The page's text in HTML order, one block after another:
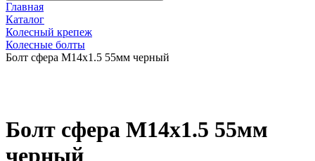
Главная
Каталог
Колесный крепеж
Колесные болты
Болт сфера М14х1.5 55мм черный
Болт сфера М14х1.5 55мм
черный